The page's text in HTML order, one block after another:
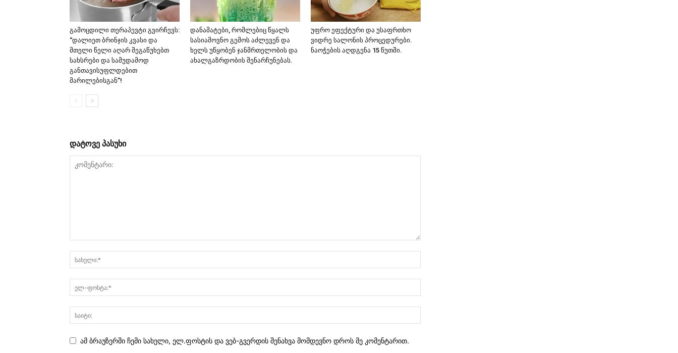
გამოცდილი თერაპევტი გვირჩევს:
“დალიეთ ბრინჯის კვასი და
მთელი წელი აღარ შეგაწუხებთ
სახსრები და სამუდამოდ
განთავისუფლდებით
მარილებისგან”!
დანამატები, რომლებიც წყალს
სასიამოვნო გემოს აძლევენ და
ხელს უწყობენ ჯანმრთელობის და
ახალგაზრდობის შენარჩუნებას.
უფრო ეფექტური და უსაფრთხო
ვიდრე სალონის პროცედურები.
ნაოჭების აღდგენა 15 წუთში.
დატოვე პასუხი
ამ ბრაუზერში ჩემი სახელი, ელ.ფოსტის და ვებ-გვერდის შენახვა მომდევნო დროს მე კომენტარით.